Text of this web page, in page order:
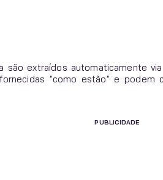
extraídos automaticamente
"como estão" e
PUBLICIDADE